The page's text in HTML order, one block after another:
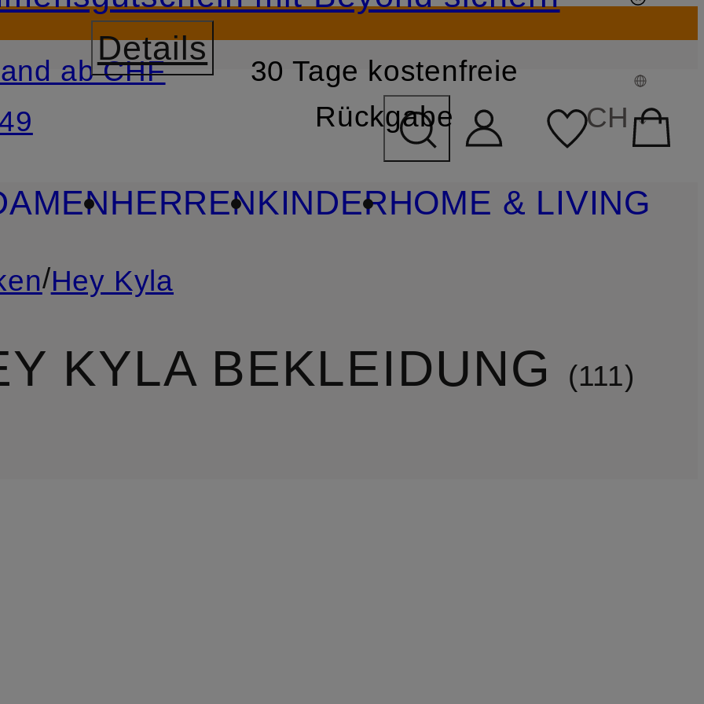
ZUM SUCHFELD ÜBERSPRINGEN
Details
ab CHF
30 Tage kostenfreie
Rückgabe
CH
HERRENKINDERHOME & LIVING
/Hey Kyla
KYLA BEKLEIDUNG 111